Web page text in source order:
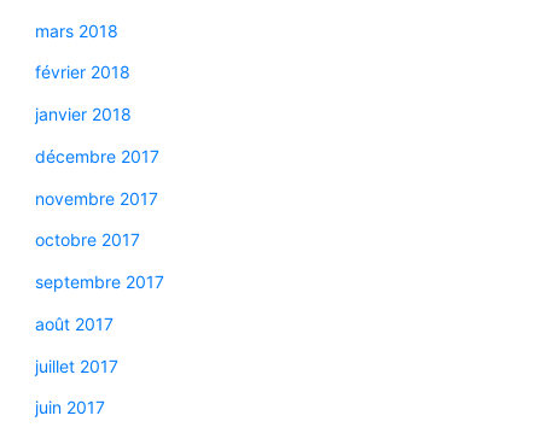
mars 2018
février 2018
janvier 2018
décembre 2017
novembre 2017
octobre 2017
septembre 2017
août 2017
juillet 2017
juin 2017